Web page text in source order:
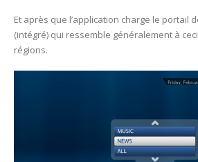
Et après que l’application charge le portail
(intégré) qui ressemble généralement à
régions.